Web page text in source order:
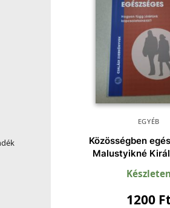
EGYÉB
Közösségben
Malustyikné
Készleten
1200